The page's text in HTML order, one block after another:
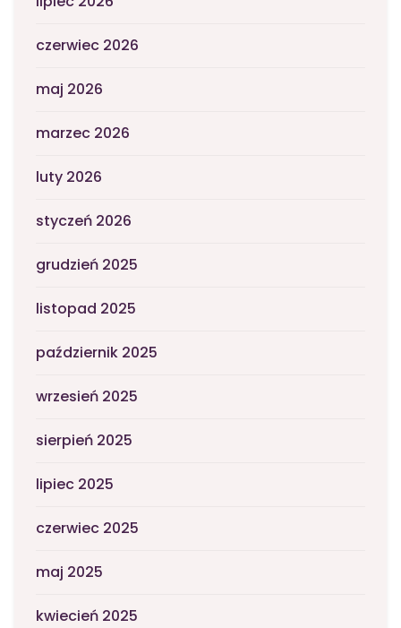
czerwiec 2026
maj 2026
marzec 2026
luty 2026
styczeń 2026
grudzień 2025
listopad 2025
październik 2025
wrzesień 2025
sierpień 2025
lipiec 2025
czerwiec 2025
maj 2025
kwiecień 2025